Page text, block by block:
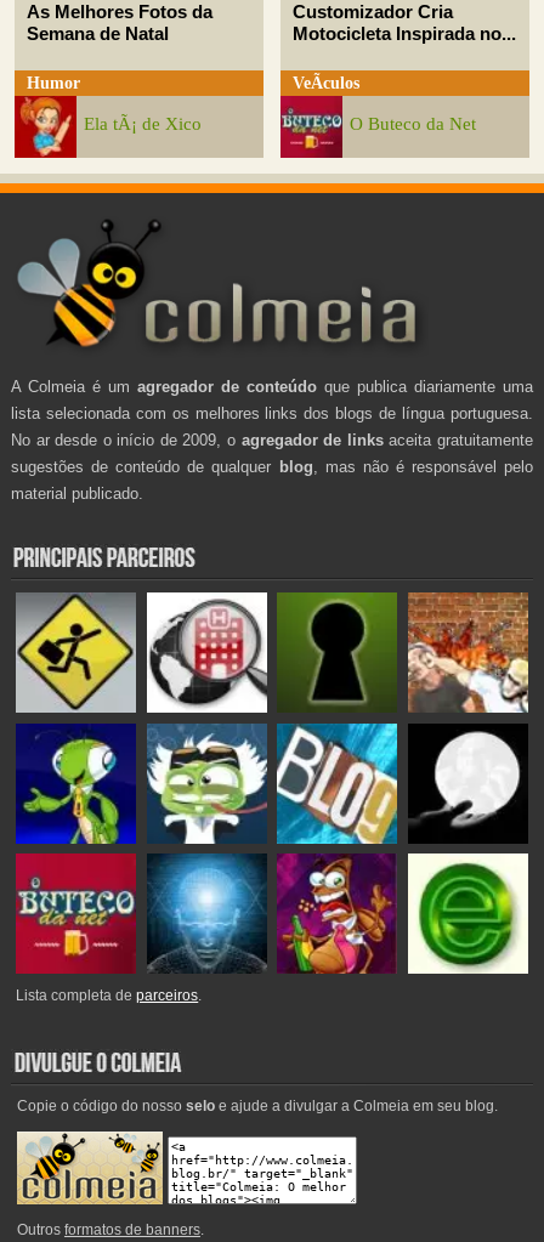
As Melhores Fotos da
Semana de Natal
Humor
Ela tÃ¡ de Xico
Customizador Cria
Motocicleta Inspirada no...
VeÃ­culos
O Buteco da Net
A Colmeia é um agregador de conteúdo que publica diariamente uma
lista selecionada com os melhores links dos blogs de língua portuguesa.
No ar desde o início de 2009, o agregador de linksaceita gratuitamente
sugestões de conteúdo de qualquer blog , mas não é responsável pelo
material publicado.
Lista completa deparceiros.
Copie o código do nosso seloe ajude a divulgar a Colmeia em seu blog.
Outros formatos de banners.